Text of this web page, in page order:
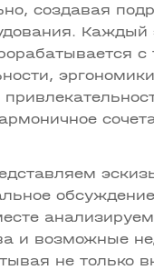
создавая
Каждый
с
анализируем
и возможные
не только